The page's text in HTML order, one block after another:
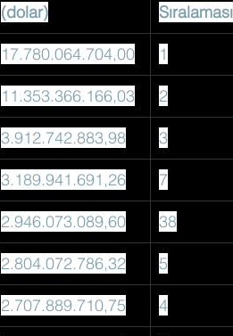
(dolar)
Sıralaması
17.780.064.704,00 1
11.353.366.166,03 2
3.912.742.883,98 3
3.189.941.691,26 7
2.946.073.089,60 38
2.804.072.786,32 5
2.707.889.710,75 4